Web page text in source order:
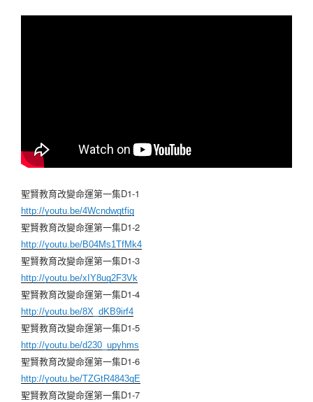
聖賢教育改變命運第一集D1-1
http://youtu.be/4Wcndwgtfig
聖賢教育改變命運第一集D1-2
http://youtu.be/B04Ms1TfMk4
聖賢教育改變命運第一集D1-3
http://youtu.be/xIY8ug2F3Vk
聖賢教育改變命運第一集D1-4
http://youtu.be/8X_dKB9irf4
聖賢教育改變命運第一集D1-5
http://youtu.be/d230_upyhms
聖賢教育改變命運第一集D1-6
http://youtu.be/TZGtR4843qE
聖賢教育改變命運第一集D1-7